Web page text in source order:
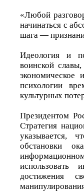
«Любой
начинаться с
шага —
Идеология и
воинской
экономическое
психологии
культурных
Президентом
Стратегия
указывается,
обстановки
информационном
использовать
достижения